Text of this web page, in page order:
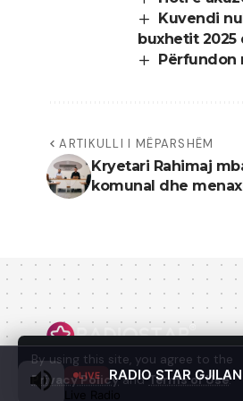
By using this site, you agree to the
Privacy PolicyandTerms of Use.
Kuvendi
buxhetit
Përfundon
ARTIKULLI I MËPARSHËM
Kryetari Rahimaj
komunal dhe
LIVE RADIO STAR GJILAN
Live Radio